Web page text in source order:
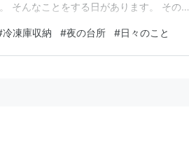
そんなことをする日があります。 その夜
た夜の話です。 冷凍庫の余白が気になる
…
冷凍庫収納 #夜の台所 #日々のこと